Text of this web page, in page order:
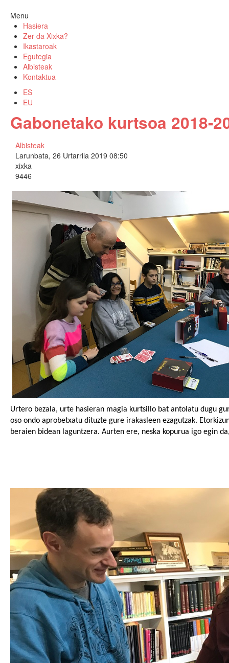
Menu
Hasiera
Zer da Xixka?
Ikastaroak
Egutegia
Albisteak
Kontaktua
ES
EU
Gabonetako kurtsoa 2018-
Albisteak
Larunbata, 26 Urtarrila 2019 08:50
xixka
9446
Urtero bezala, urte hasieran magia kurtsillo bat antolatu dugu
oso ondo aprobetxatu dituzte gure irakasleen ezagutzak.
beraien bidean laguntzera. Aurten ere, neska kopurua igo egin